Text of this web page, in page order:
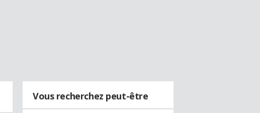
Vous recherchez peut-être